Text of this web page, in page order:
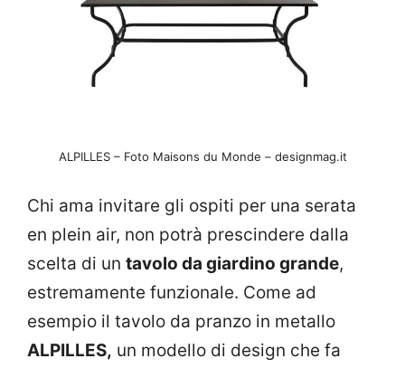
ALPILLES – Foto Maisons du Monde – designmag.it
Chi ama invitare gli ospiti per una serata
en plein air, non potrà prescindere dalla
scelta di un tavolo da giardino grande,
estremamente funzionale. Come ad
esempio il tavolo da pranzo in metallo
ALPILLES, un modello di design che fa